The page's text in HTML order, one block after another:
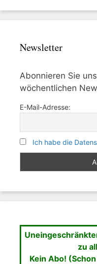
Newsletter
Abonnieren Sie
wöchentlichen
E-Mail-Adresse:
Ich habe die
zu
Kein Abo!